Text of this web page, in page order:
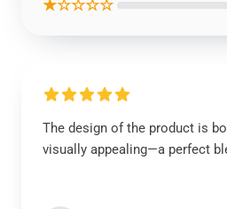
★☆☆☆☆
The design of the product is
visually appealing—a perfect